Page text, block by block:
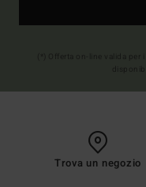
Trova un negozio